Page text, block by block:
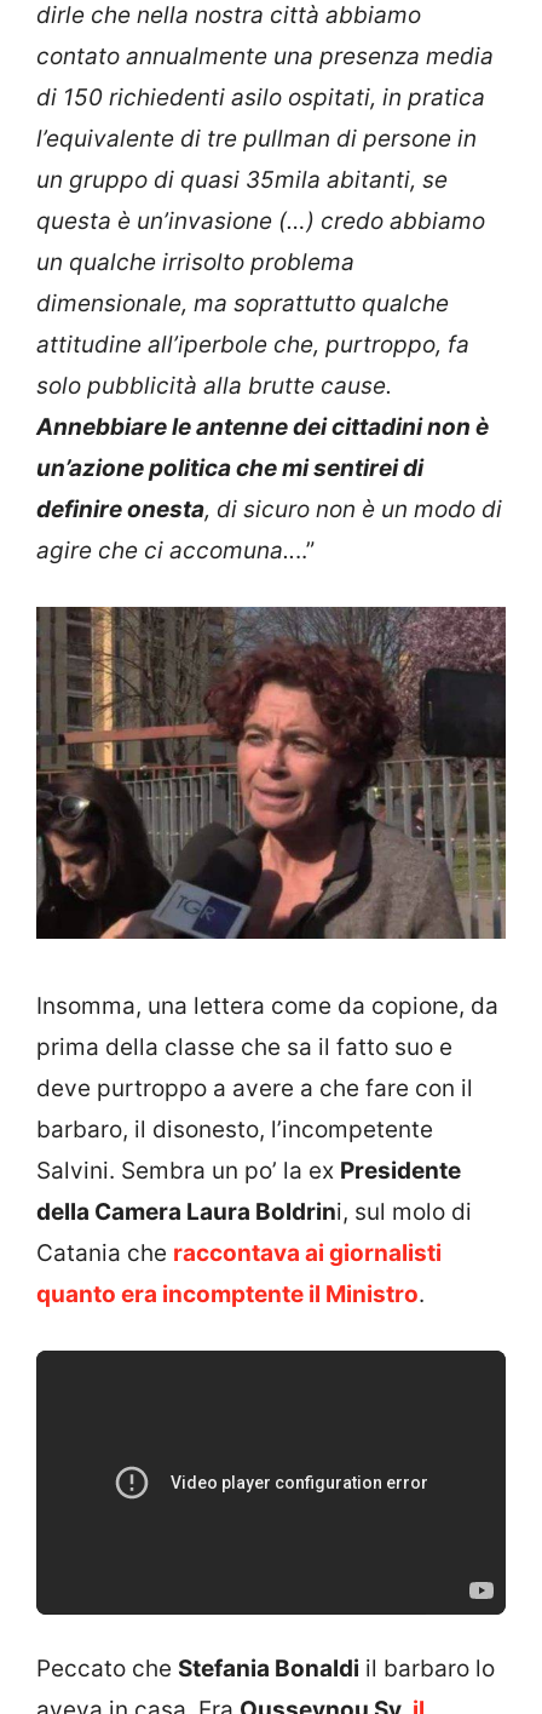
dirle che nella nostra città abbiamo
contato annualmente una presenza media
di 150 richiedenti asilo ospitati, in pratica
l’equivalente di tre pullman di persone in
un gruppo di quasi 35mila abitanti, se
questa è un’invasione (…) credo abbiamo
un qualche irrisolto problema
dimensionale, ma soprattutto qualche
attitudine all’iperbole che, purtroppo, fa
solo pubblicità alla brutte cause.
Annebbiare le antenne dei cittadini non è
un’azione politica che mi sentirei di
definire onesta, di sicuro non è un modo di
agire che ci accomuna....”
Insomma, una lettera come da copione, da
prima della classe che sa il fatto suo e
deve purtroppo a avere a che fare con il
barbaro, il disonesto, l’incompetente
Salvini. Sembra un po’ la ex Presidente
della Camera Laura Boldrini, sul molo di
Catania che raccontava ai giornalisti
quanto era incomptente il Ministro.
Peccato che Stefania Bonaldi il barbaro lo